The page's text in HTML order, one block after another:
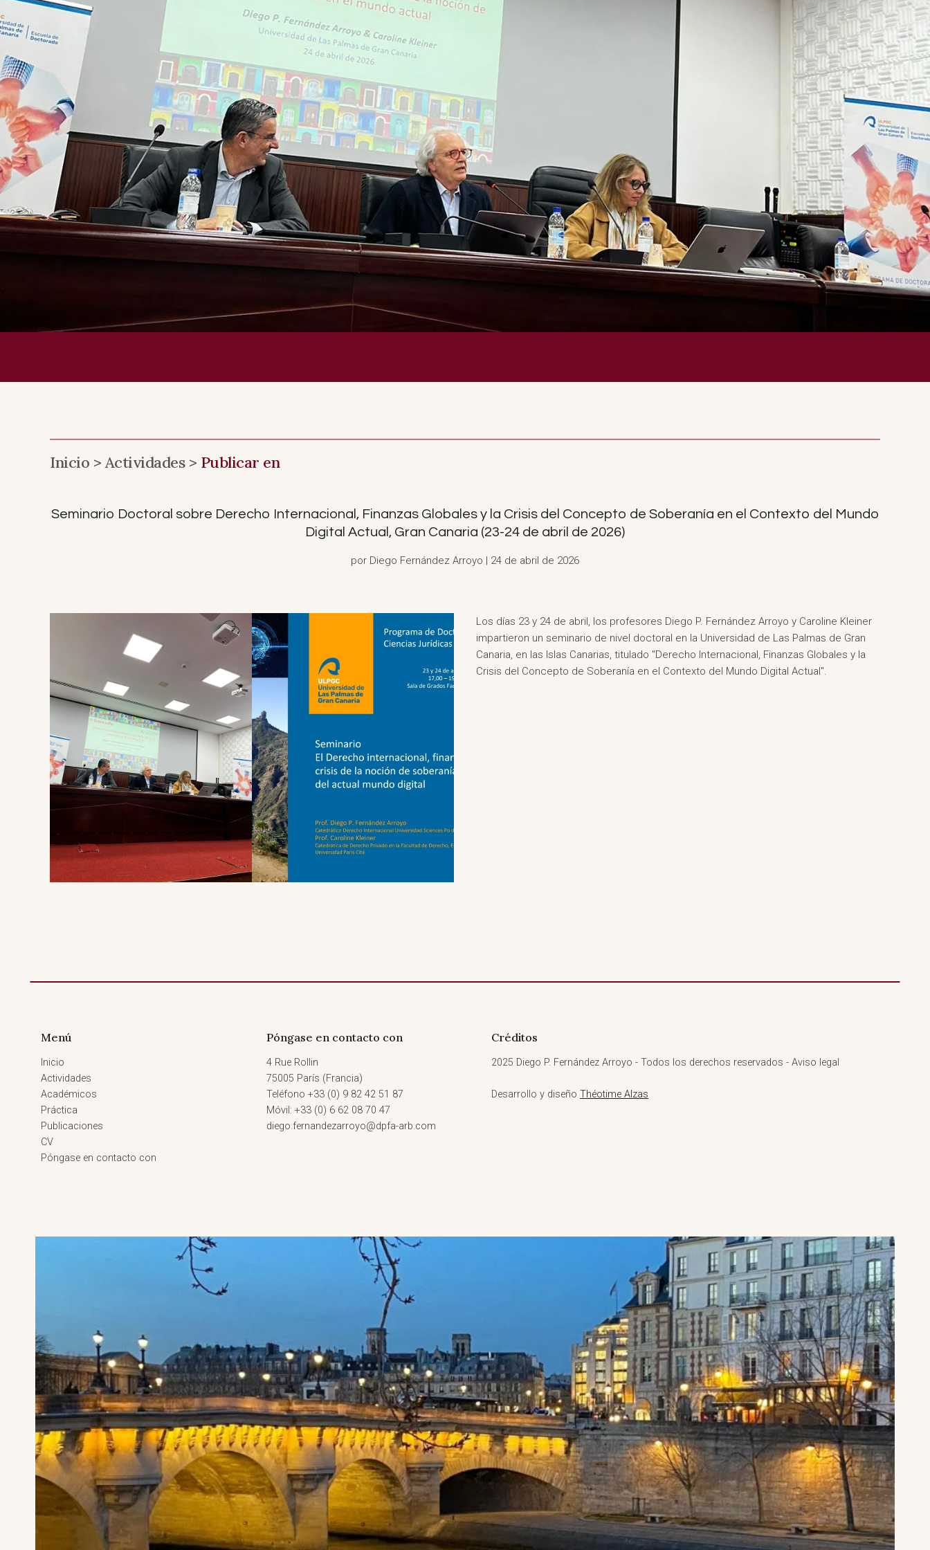
Inicio >Actividades > Publicar en
Seminario Doctoral sobre Derecho Internacional, Finanzas Globales y la Crisis del Concepto de Soberanía en el Contexto del Mundo
Digital Actual, Gran Canaria (23-24 de abril de 2026)
por Diego Fernández Arroyo | 24 de abril de 2026
Los días 23 y 24 de abril, los profesores Diego P. Fernández Arroyo y Caroline Kleiner
impartieron un seminario de nivel doctoral en la Universidad de Las Palmas de Gran
Canaria, en las Islas Canarias, titulado "Derecho Internacional, Finanzas Globales y la
Crisis del Concepto de Soberanía en el Contexto del Mundo Digital Actual".
Menú
Inicio
Actividades
Académicos
Práctica
Publicaciones
CV
Póngase en contacto con
Póngase en contacto con
4 Rue Rollin
75005 París (Francia)
Teléfono +33 (0) 9 82 42 51 87
Móvil: +33 (0) 6 62 08 70 47
diego.fernandezarroyo@dpfa-arb.com
Créditos
2025 Diego P. Fernández Arroyo - Todos los derechos reservados - Aviso legal
Desarrollo y diseño Théotime Alzas